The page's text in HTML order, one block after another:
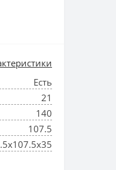
Есть
21
140
107.5